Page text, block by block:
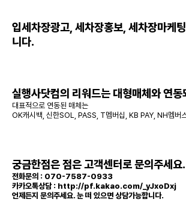
입세차장광고, 세차장홍보, 세차장마케
니다.
실행사닷컴의 리워드는 대형매체와 연
대표적으로 연동된 매체는
OK캐시백, 신한SOL, PASS, T멤버십, KB PAY, NH멤버
궁금한점은 점은 고객센터로 문의주세요.
전화문의 : 070-7587-0933
카카오톡상담 : http://pf.kakao.com/_yJxoDxj
언제든지 문의주세요. 눈 떠 있으면 상담가능합니다.